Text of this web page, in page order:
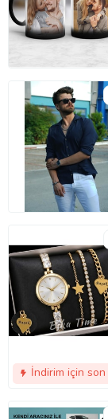
İndirim için son